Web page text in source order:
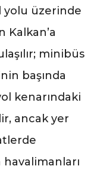
yolu üzerinde
Kalkan’a
minibüs
başında
kenarındaki
ancak yer